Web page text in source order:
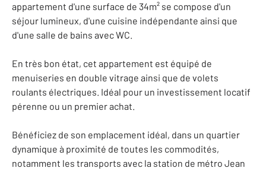
appartement d'une surface de 34m² se compose d'un
séjour lumineux, d'une cuisine indépendante ainsi que
d'une salle de bains avec WC.
En très bon état, cet appartement est équipé de
menuiseries en double vitrage ainsi que de volets
roulants électriques. Idéal pour un investissement locatif
pérenne ou un premier achat.
Bénéficiez de son emplacement idéal, dans un quartier
dynamique à proximité de toutes les commodités,
notamment les transports avec la station de métro Jean